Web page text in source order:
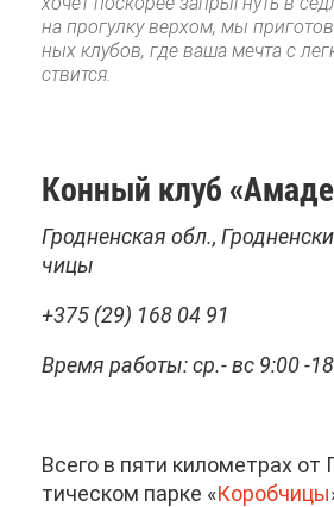
на про­гул­ку вер­хом, мы
ных клу­бов, где ва­ша меч­та с
ствит­ся.
Кон­ный клуб
Грод­нен­ская обл.,
чи­цы
+375 (29) 168 04 91
Вре­мя ра­бо­ты: ср.- вс 9:00 -
Все­го в пя­ти ки­ло­мет­рах от
ти­че­ском пар­ке «Ко­роб­чи­цы